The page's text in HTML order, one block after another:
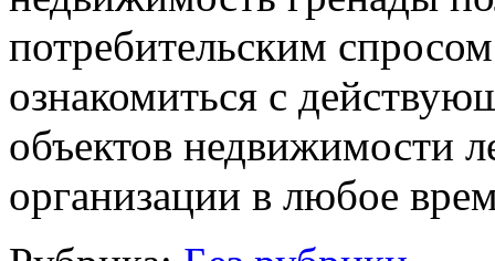
потребительским
ознакомиться с
объектов недвижимости
организации в любое